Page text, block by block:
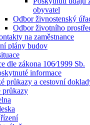
obyvatel
Odbor živnostenský
Odbor životního
na zaměstnance
plány budov
dle zákona 106⁄1999 Sb.
informace
průkazy a cestovní
průkazy